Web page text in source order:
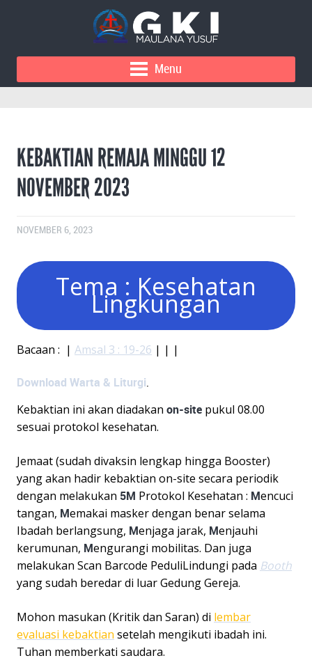
Menu
KEBAKTIAN REMAJA MINGGU 12
NOVEMBER 2023
NOVEMBER 6, 2023
Tema : Kesehatan
Lingkungan
Bacaan : | Amsal 3 : 19-26 | | |
Download Warta & Liturgi.
Kebaktian ini akan diadakan on-site pukul 08.00
sesuai protokol kesehatan.
Jemaat (sudah divaksin lengkap hingga Booster)
yang akan hadir kebaktian on-site secara periodik
dengan melakukan 5M Protokol Kesehatan : Mencuci
tangan, Memakai masker dengan benar selama
Ibadah berlangsung, Menjaga jarak, Menjauhi
kerumunan, Mengurangi mobilitas. Dan juga
melakukan Scan Barcode PeduliLindungi pada Booth
yang sudah beredar di luar Gedung Gereja.
Mohon masukan (Kritik dan Saran) di lembar
evaluasi kebaktian setelah mengikuti ibadah ini.
Tuhan memberkati saudara.